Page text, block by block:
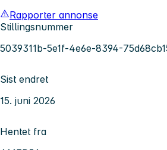
Rapporter annonse
Stillingsnummer
5039311b-5e1f-4e6e-8394-
Sist endret
15. juni 2026
Hentet fra